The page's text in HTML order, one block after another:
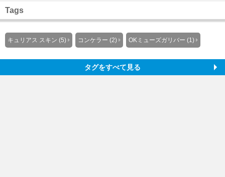
Tags
キュリアス スキン (5) コンケラー (2) OKミューズガリバー (1)
タグをすべて見る